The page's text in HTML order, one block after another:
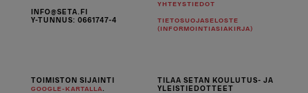
INFO@SETA.FI
Y-TUNNUS: 0661747-4
YHTEYSTIEDOT
TIETOSUOJASELOSTE
(INFORMOINTIASIAKIRJA)
TOIMISTON SIJAINTI
GOOGLE-KARTALLA
TILAA SETAN KOULUTUS- JA
YLEISTIEDOTTEET